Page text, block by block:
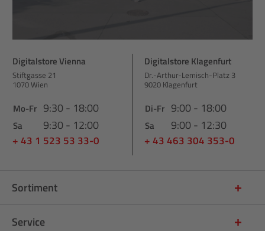
Digitalstore Vienna
Stiftgasse 21
1070 Wien
Mo-Fr 9:30 - 18:00
Sa 9:30 - 12:00
+ 43 1 523 53 33-0
Digitalstore Klagenfurt
Dr.-Arthur-Lemisch-Platz 3
9020 Klagenfurt
Di-Fr 9:00 - 18:00
Sa 9:00 - 12:30
+ 43 463 304 353-0
Sortiment
Service